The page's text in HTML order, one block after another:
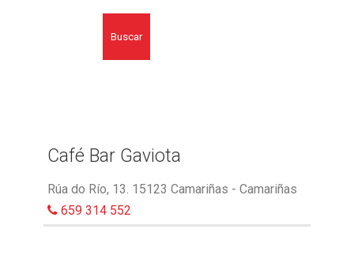
Buscar
Café Bar Gaviota
Rúa do Río, 13. 15123 Camariñas - Camariñas
659 314 552